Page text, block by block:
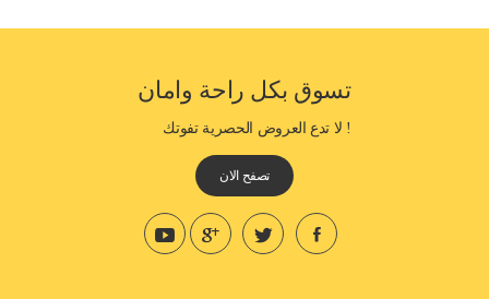
تسوق بكل راحة وامان
! لا تدع العروض الحصرية تفوتك
تصفح الان